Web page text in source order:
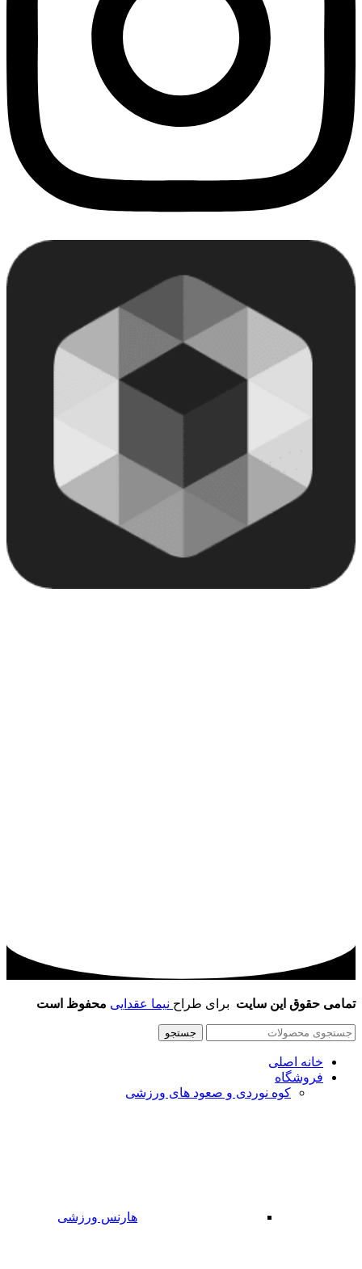
تمامی حقوق این سایت برای طراح نیما عقدایی محفوظ است
جستجو
خانه اصلی
فروشگاه
کوه نوردی و صعود های ورزشی
هارنس ورزشی